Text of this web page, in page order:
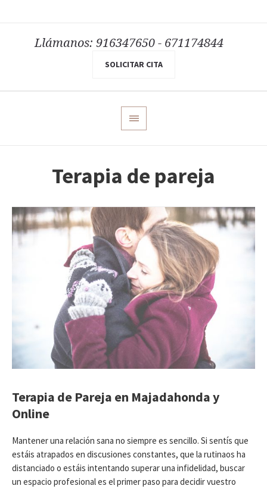
Llámanos: 916347650 - 671174844
SOLICITAR CITA
Terapia de pareja
Terapia de Pareja en Majadahonda y
Online
Mantener una relación sana no siempre es sencillo. Si sentís que
estáis atrapados en discusiones constantes, que la rutinaos ha
distanciado o estáis intentando superar una infidelidad, buscar
un espacio profesional es el primer paso para decidir vuestro